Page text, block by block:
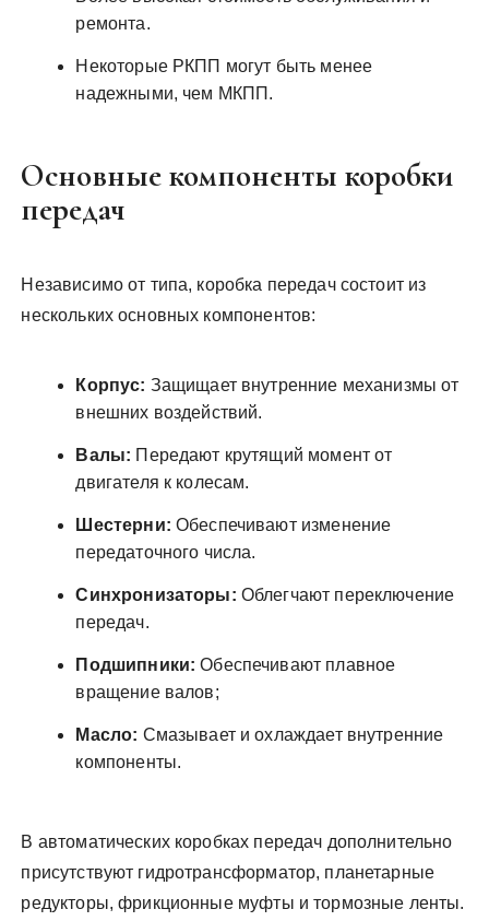
ремонта.
Некоторые РКПП могут быть менее
надежными, чем МКПП.
Основные компоненты коробки
передач
Независимо от типа, коробка передач состоит из
нескольких основных компонентов:
Корпус: Защищает внутренние механизмы от
внешних воздействий.
Валы: Передают крутящий момент от
двигателя к колесам.
Шестерни: Обеспечивают изменение
передаточного числа.
Синхронизаторы: Облегчают переключение
передач.
Подшипники: Обеспечивают плавное
вращение валов;
Масло: Смазывает и охлаждает внутренние
компоненты.
В автоматических коробках передач дополнительно
присутствуют гидротрансформатор, планетарные
редукторы, фрикционные муфты и тормозные ленты.